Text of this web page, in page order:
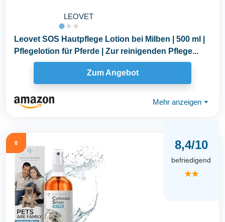
LEOVET
Leovet SOS Hautpflege Lotion bei Milben | 500 ml |
Pflegelotion für Pferde | Zur reinigenden Pflege...
Zum Angebot
Mehr anzeigen ⏷
8 8,4/10
befriedigend
★★